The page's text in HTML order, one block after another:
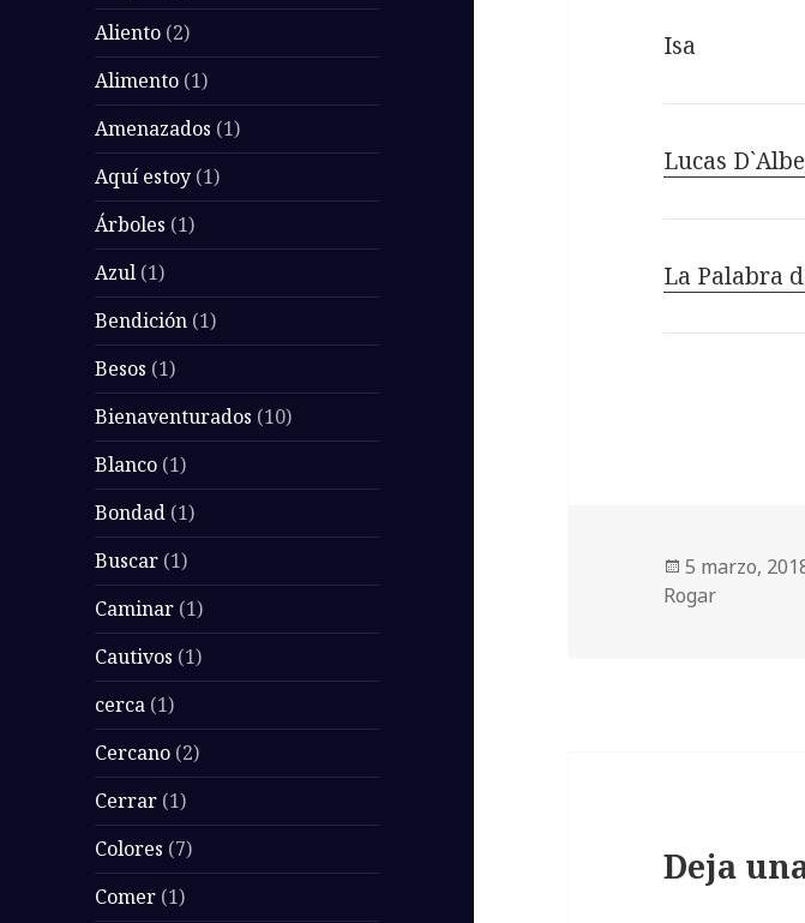
Aliento (2)
Alimento (1)
Amenazados (1)
Aquí estoy (1)
Árboles (1)
Azul (1)
Bendición (1)
Besos (1)
Bienaventurados (10)
Blanco (1)
Bondad (1)
Buscar (1)
Caminar (1)
Cautivos (1)
cerca (1)
Cercano (2)
Cerrar (1)
Colores (7)
Comer (1)
Isa
Lucas
La Palabra
Publicado
el
5 marzo,
Rogar
Deja